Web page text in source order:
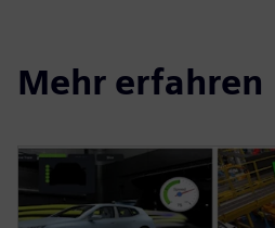
Mehr erfahren